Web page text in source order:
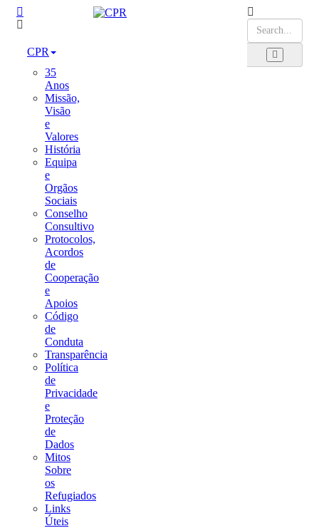
CPR
35
Anos
Missão,
Visão
e
Valores
História
Equipa
e
Orgãos
Sociais
Conselho
Consultivo
Protocolos,
Acordos
de
Cooperação
e
Apoios
Código
de
Conduta
Transparência
Política
de
Privacidade
e
Proteção
de
Dados
Mitos
Sobre
os
Refugiados
Links
Úteis